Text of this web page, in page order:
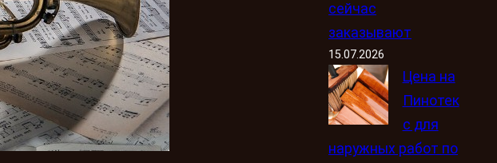
сейчас
заказывают
15.07.2026
Цена на
Пинотек
с для
наружных работ по